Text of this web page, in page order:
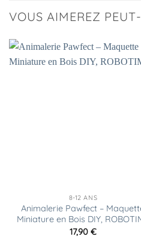
VOUS AIMEREZ
8-12 ANS
Animalerie Pawfect –
Miniature en Bois DIY,
17,90 €